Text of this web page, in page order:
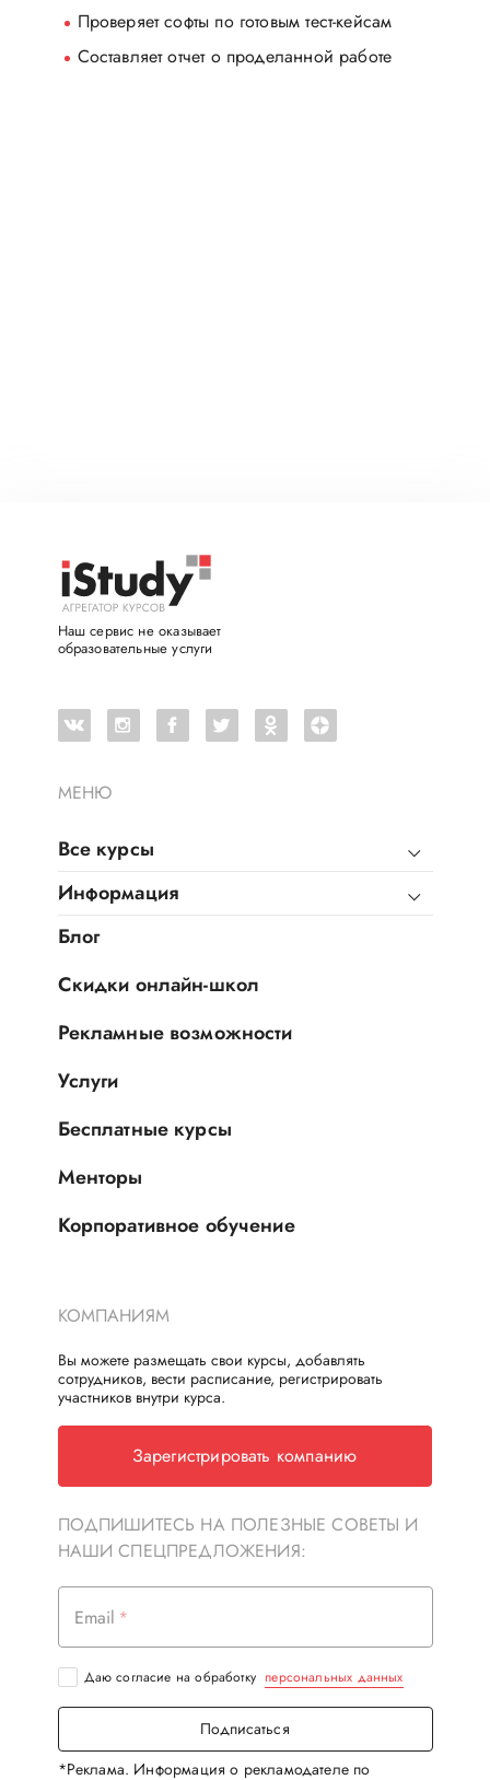
Проверяет софты по готовым тест-кейсам
Составляет отчет о проделанной работе
МЕНЮ
Все курсы
Информация
Блог
Скидки онлайн-школ
Рекламные возможности
Услуги
Бесплатные курсы
Менторы
Корпоративное обучение
Наш сервис не оказывает
образовательные услуги
КОМПАНИЯМ
Вы можете размещать свои курсы, добавлять
сотрудников, вести расписание, регистрировать
участников внутри курса.
Зарегистрировать компанию
ПОДПИШИТЕСЬ НА ПОЛЕЗНЫЕ СОВЕТЫ И
НАШИ СПЕЦПРЕДЛОЖЕНИЯ:
Email
Даю согласие на обработку персональных данных
Подписаться
*Реклама. Информация о рекламодателе по